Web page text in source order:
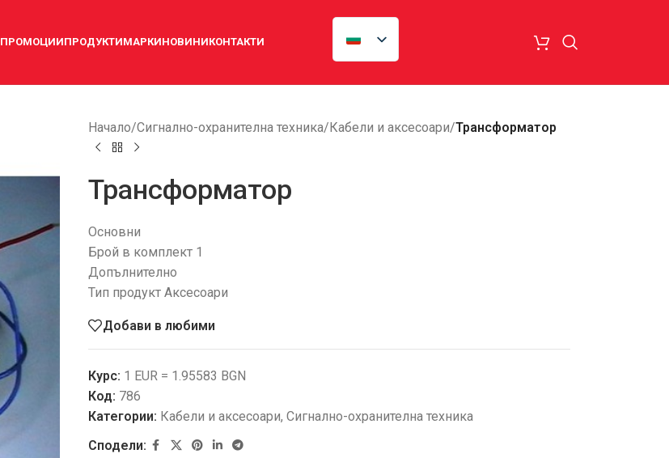
ПРОМОЦИИПРОДУКТИМАРКИНОВИНИКОНТАКТИ
Начало/Сигнално-охранителна техника/Кабели и аксесоари/Трансформатор
Трансформатор
Основни
Брой в комплект 1
Допълнително
Тип продукт Аксесоари
Добави в любими
Курс: 1 EUR = 1.95583 BGN
Код: 786
Категории: Кабели и аксесоари, Сигнално-охранителна техника
Сподели: